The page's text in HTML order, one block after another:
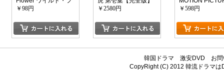
ラワー
￥98円
(初回生産限定版)
￥2580円
命篇
￥598円
韓国ドラマ 激安DVD
お
CopyRight (C) 2012韓流ドラマは